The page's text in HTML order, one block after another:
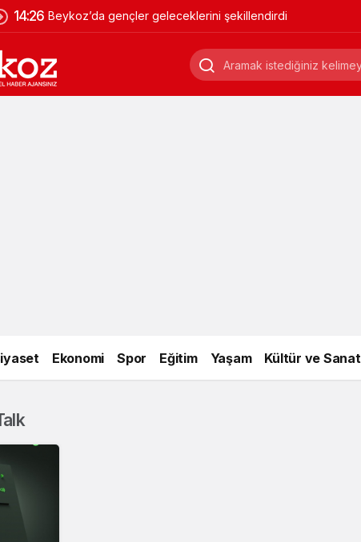
14:26 Beykoz’da gençler geleceklerini şekillendirdi
Ekonomi Spor Eğitim Yaşam Kültür ve Sanat